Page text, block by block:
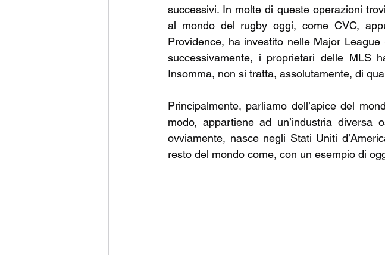
successivi. In molte di queste operazioni
al mondo del rugby oggi, come CVC,
Providence, ha investito nelle Major
successivamente, i proprietari delle MLS
Insomma, non si tratta, assolutamente, di
Principalmente, parliamo dell’apice del
modo, appartiene ad un’industria diversa
ovviamente, nasce negli Stati Uniti
resto del mondo come, con un esempio di